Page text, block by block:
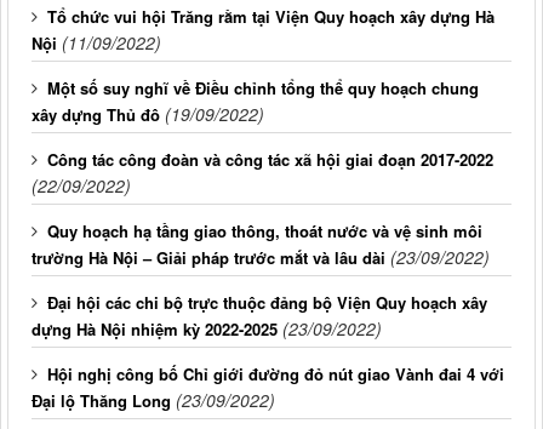
Tổ chức vui hội Trăng rằm tại Viện Quy hoạch xây dựng Hà
Nội (11/09/2022)
Một số suy nghĩ về Điều chỉnh tổng thể quy hoạch chung
xây dựng Thủ đô (19/09/2022)
Công tác công đoàn và công tác xã hội giai đoạn 2017-2022
(22/09/2022)
Quy hoạch hạ tầng giao thông, thoát nước và vệ sinh môi
trường Hà Nội – Giải pháp trước mắt và lâu dài (23/09/2022)
Đại hội các chi bộ trực thuộc đảng bộ Viện Quy hoạch xây
dựng Hà Nội nhiệm kỳ 2022-2025 (23/09/2022)
Hội nghị công bố Chỉ giới đường đỏ nút giao Vành đai 4 với
Đại lộ Thăng Long (23/09/2022)